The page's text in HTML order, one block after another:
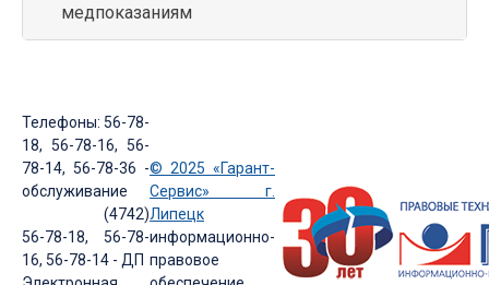
медпоказаниям
Телефоны: 56-78-
18, 56-78-16, 56-
78-14, 56-78-36 -
обслуживание
(4742)
56-78-18, 56-78-
16, 56-78-14 - ДП
© 2025 «Гарант-
Сервис» г.
Липецк
информационно-
правовое